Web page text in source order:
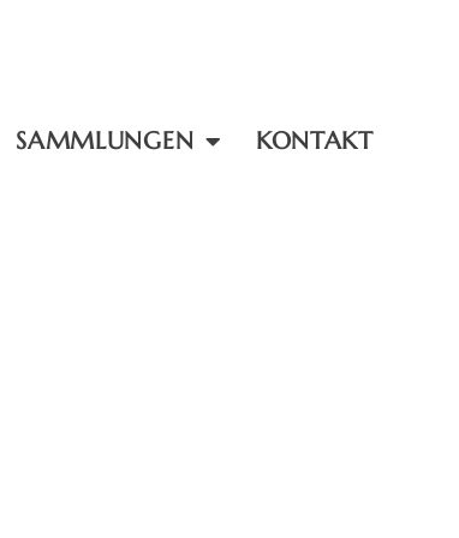
SAMMLUNGEN KONTAKT